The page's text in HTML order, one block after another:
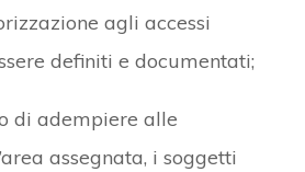
agli accessi
definiti e documentati;
di adempiere alle
assegnata, i soggetti